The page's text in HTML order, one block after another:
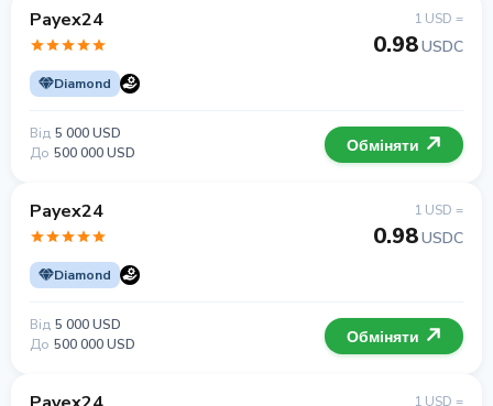
Payex24
Diamond
1 USD =
0.98USDC
Від 5 000 USD
До 500 000 USD Обміняти
Payex24
Diamond
1 USD =
0.98USDC
Від 5 000 USD
До 500 000 USD Обміняти
1 USD =